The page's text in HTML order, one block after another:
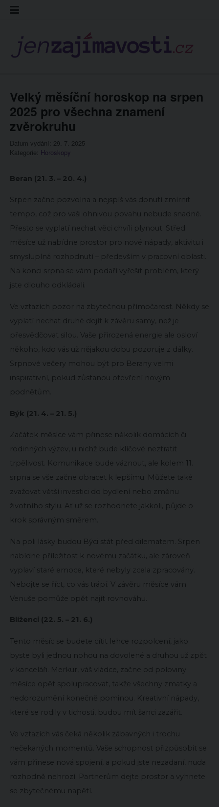
Skip
Velký měsíční horoskop na srpen
2025 pro všechna znamení
zvěrokruhu
Datum vydání: 29. 7. 2025
Kategorie: Horoskopy
Beran (21. 3. – 20. 4.)
Srpen začne pozvolna a nejspíš vás donutí zmírnit
tempo, což pro vaši ohnivou povahu nebude snadné.
Přesto se vyplatí nechat věci chvíli plynout. Střed
měsíce už nabídne prostor pro nové nápady, aktivitu i
smysluplná rozhodnutí – především v pracovní oblasti.
Na konci srpna se vám podaří vyřešit problém, který
jste dlouho odkládali.
Ve vztazích pozor na zbytečnou přímočarost. Někdy se
vyplatí nechat druhé dojít k závěru samy, než je
přesvědčovat silou. Vaše přirozená energie ale osloví
někoho, kdo vás už nějakou dobu pozoruje z dálky.
Srpnové večery mohou být pro Berany velmi
inspirativní, pokud zůstanou otevření novým
podnětům.
Býk (21. 4. – 21. 5.)
Začátek měsíce vám přinese několik domácích či
rodinných výzev, u nichž bude klíčové neztratit
trpělivost. Komunikace bude váznout, ale kolem 11.
srpna se vše začne obracet k lepšímu. Můžete také
zvažovat větší investici do bydlení nebo změnu
životního stylu. Ať už se rozhodnete jakkoli, půjde o
krok správným směrem.
Na poli lásky budou Býci stát před dilematem. Srpen
nabídne příležitost k novému začátku, ale zároveň
vyplaví staré emoce, které nebyly zcela zpracovány.
Nebojte se říct, co vás trápí. V závěru měsíce vám
Venuše pomůže opět najít rovnováhu.
Blíženci (22. 5. – 21. 6.)
Tento měsíc se budete cítit lehce rozpolcení, jako
byste byli jednou nohou na dovolené a druhou už zpět
v kanceláři. Merkur, váš vládce, začne od poloviny
měsíce opět spolupracovat, takže všechny zmatky a
nedorozumění konečně pominou. Kreativní nápady,
které se rodily v tichosti, budou mít šanci zazářit.
Ve vztazích vás čeká několik zábavných i trochu
nečekaných momentů. Vaše schopnost přizpůsobit se
vám přinese nová spojení, a pokud jste nezadaní, nuda
rozhodně nehrozí. Partnerům dejte prostor a vyhnete
se zbytečnému napětí.